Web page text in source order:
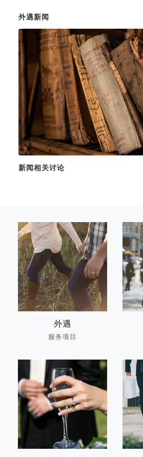
外遇新闻
新闻相关讨论
外遇
外遇
服务项目